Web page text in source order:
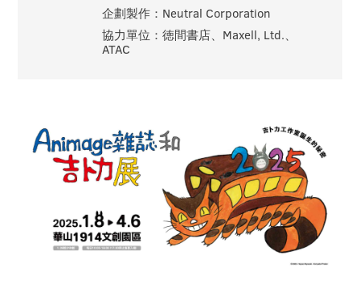
企劃製作：Neutral Corporation
協力單位：徳間書店、Maxell, Ltd.、
ATAC